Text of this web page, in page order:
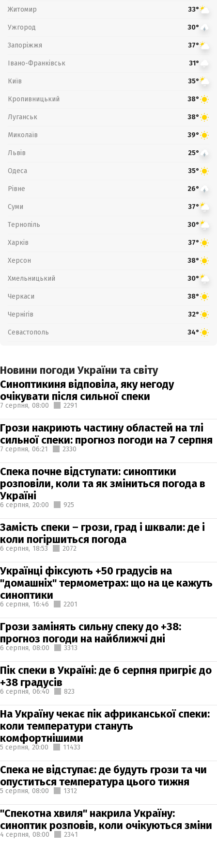
Житомир 33°
Ужгород 30°
Запоріжжя 37°
Івано-Франківськ 31°
Київ 35°
Кропивницький 38°
Луганськ 38°
Миколаїв 39°
Львів 25°
Одеса 35°
Рівне 26°
Суми 37°
Тернопіль 30°
Харків 37°
Херсон 38°
Хмельницький 30°
Черкаси 38°
Чернігів 32°
Севастополь 34°
Новини погоди України та світу
Синоптикиня відповіла, яку негоду
очікувати після сильної спеки
7 серпня, 08:00 2291
Грози накриють частину областей на тлі
сильної спеки: прогноз погоди на 7 серпня
7 серпня, 06:21 2330
Спека почне відступати: синоптики
розповіли, коли та як зміниться погода в
Україні
6 серпня, 20:00 925
Замість спеки – грози, град і шквали: де і
коли погіршиться погода
6 серпня, 18:53 2072
Українці фіксують +50 градусів на
"домашніх" термометрах: що на це кажуть
синоптики
6 серпня, 16:46 2201
Грози замінять сильну спеку до +38:
прогноз погоди на найближчі дні
6 серпня, 08:00 3313
Пік спеки в Україні: де 6 серпня пригріє до
+38 градусів
6 серпня, 06:40 823
На Україну чекає пік африканської спеки:
коли температури стануть
комфортнішими
5 серпня, 20:00 11433
Спека не відступає: де будуть грози та чи
опуститься температура цього тижня
5 серпня, 08:00 1312
"Спекотна хвиля" накрила Україну:
синоптик розповів, коли очікуються зміни
4 серпня, 08:00 2341